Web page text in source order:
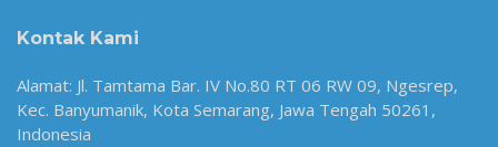
Kontak Kami
Alamat: Jl. Tamtama Bar. IV No.80 RT 06 RW 09, Ngesrep,
Kec. Banyumanik, Kota Semarang, Jawa Tengah 50261,
Indonesia